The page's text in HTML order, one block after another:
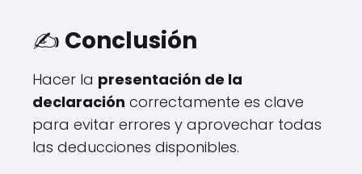
✍️ Conclusión
Hacer la presentación de la
declaración correctamente es clave
para evitar errores y aprovechar todas
las deducciones disponibles.